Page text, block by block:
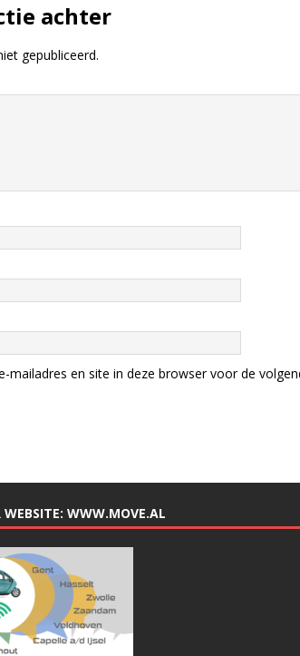
achter
gepubliceerd.
mailadres en site in deze browser voor de
WEBSITE: WWW.MOVE.AL